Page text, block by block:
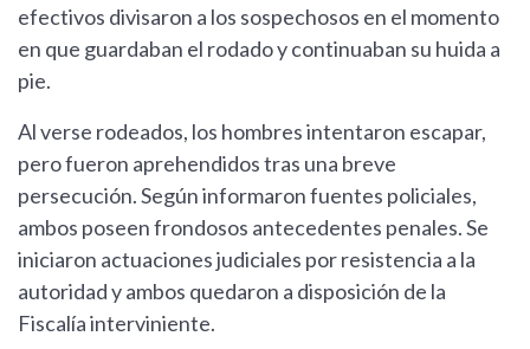
efectivos divisaron a los sospechosos en el momento
en que guardaban el rodado y continuaban su huida a
pie.
Al verse rodeados, los hombres intentaron escapar,
pero fueron aprehendidos tras una breve
persecución. Según informaron fuentes policiales,
ambos poseen frondosos antecedentes penales. Se
iniciaron actuaciones judiciales por resistencia a la
autoridad y ambos quedaron a disposición de la
Fiscalía interviniente.